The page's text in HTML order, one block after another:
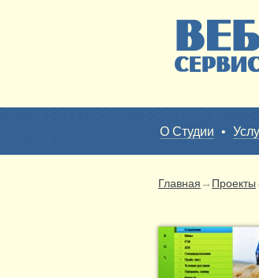
О Студии •
Главная → Проекты